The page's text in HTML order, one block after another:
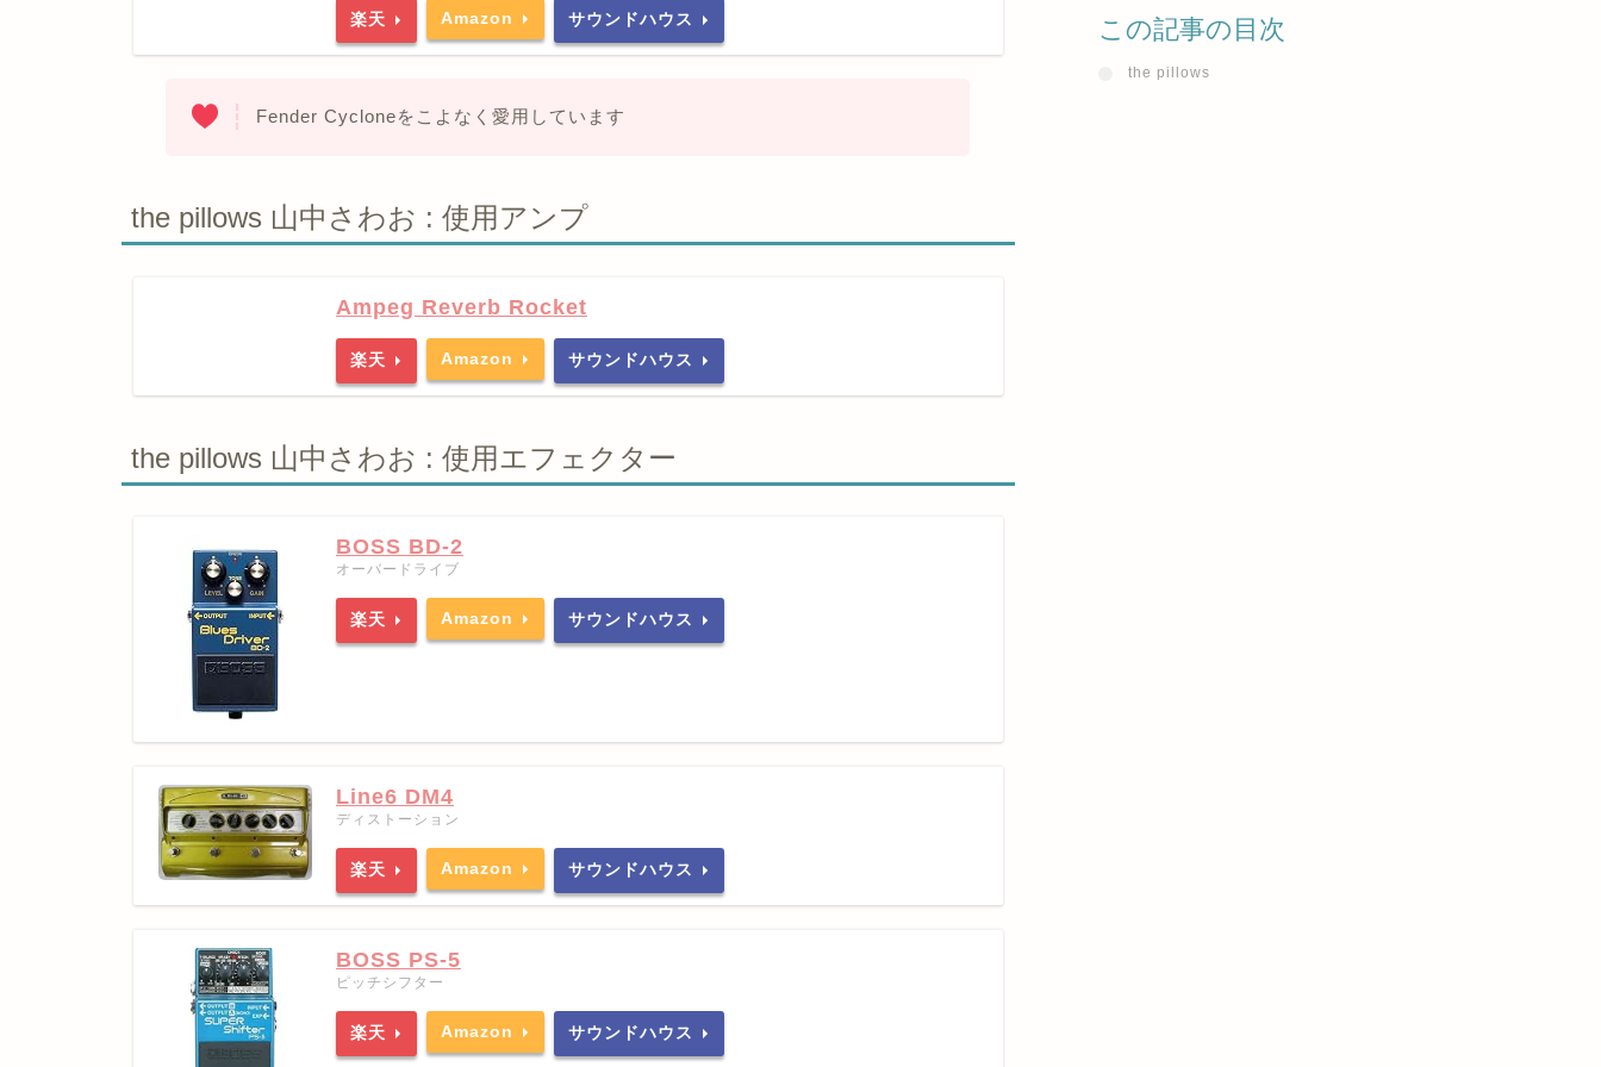
楽天 Amazon サウンドハウス
Fender Cycloneをこよなく愛用しています
the pillows 山中さわお : 使用アンプ
Ampeg Reverb Rocket
楽天 Amazon サウンドハウス
the pillows 山中さわお : 使用エフェクター
BOSS BD-2
オーバードライブ
楽天 Amazon サウンドハウス
Line6 DM4
ディストーション
楽天 Amazon サウンドハウス
BOSS PS-5
ピッチシフター
楽天 Amazon サウンドハウス
この記事の目次
the pillows